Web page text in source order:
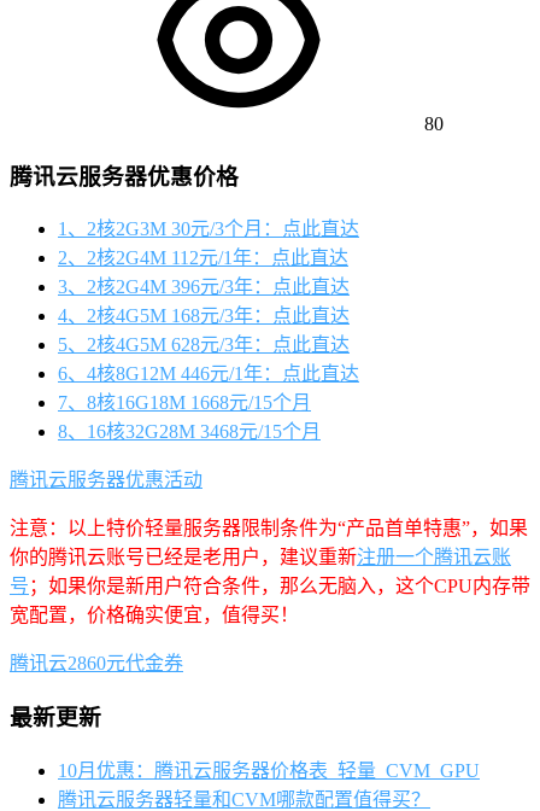
80
腾讯云服务器优惠价格
1、2核2G3M 30元/3个月：点此直达
2、2核2G4M 112元/1年：点此直达
3、2核2G4M 396元/3年：点此直达
4、2核4G5M 168元/3年：点此直达
5、2核4G5M 628元/3年：点此直达
6、4核8G12M 446元/1年：点此直达
7、8核16G18M 1668元/15个月
8、16核32G28M 3468元/15个月
腾讯云服务器优惠活动
注意：以上特价轻量服务器限制条件为“产品首单特惠”，如果
你的腾讯云账号已经是老用户，建议重新注册一个腾讯云账
号 ；如果你是新用户符合条件，那么无脑入，这个CPU内存带
宽配置，价格确实便宜，值得买！
腾讯云2860元代金券
最新更新
10月优惠：腾讯云服务器价格表_轻量_CVM_GPU
腾讯云服务器轻量和CVM哪款配置值得买？